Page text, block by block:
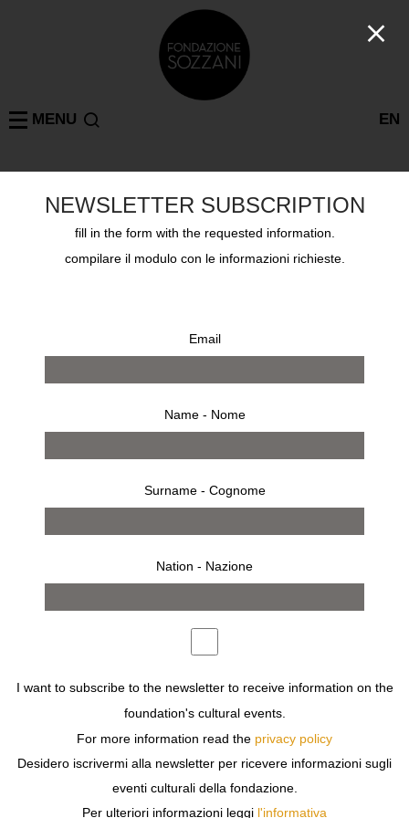
EN
MENU
Progetti MILANO
COLLEZIONE N.1: LA STANZA – BUNHOVA BY
BUNGARO
Venerdì 19 giugno 2026, via Bovisasca 87
RSVP
FONDAZIONE SOZZANI OSPITABUNHOVA BY
CHE PRESENTACOLLEZIONE N.1: LA
VENERDÌ 19 GIUGNO
NEWSLETTER SUBSCRIPTION
fill in the form with the requested information.
compilare il modulo con le informazioni richieste.
Email
Name - Nome
Surname - Cognome
Nation - Nazione
I want to subscribe to the newsletter to receive information on the
foundation's cultural events.
For more information read the privacy policy
Desidero iscrivermi alla newsletter per ricevere informazioni sugli
eventi culturali della fondazione.
Per ulteriori informazioni leggi l'informativa